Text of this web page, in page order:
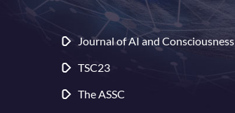
Journal of AI and Consciousness
TSC23
The ASSC